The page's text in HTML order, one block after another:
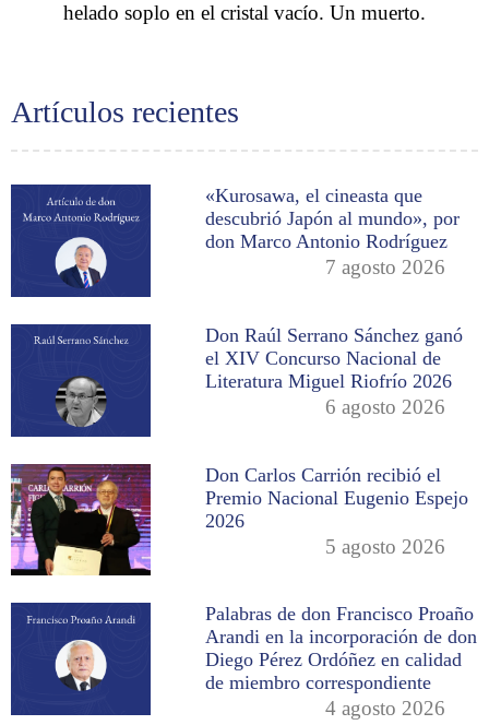
Artículos recientes
«Kurosawa, el cineasta que
descubrió Japón al mundo», por
don Marco Antonio Rodríguez
7 agosto 2026
Don Raúl Serrano Sánchez ganó
el XIV Concurso Nacional de
Literatura Miguel Riofrío 2026
6 agosto 2026
Don Carlos Carrión recibió el
Premio Nacional Eugenio Espejo
2026
5 agosto 2026
Palabras de don Francisco Proaño
Arandi en la incorporación de don
Diego Pérez Ordóñez en calidad
de miembro correspondiente
4 agosto 2026
helado soplo en el cristal vacío. Un muerto.